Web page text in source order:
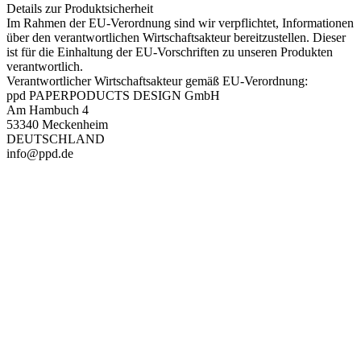
Details zur Produktsicherheit
Im Rahmen der EU-Verordnung sind wir verpflichtet, Informationen
über den verantwortlichen Wirtschaftsakteur bereitzustellen. Dieser
ist für die Einhaltung der EU-Vorschriften zu unseren Produkten
verantwortlich.
Verantwortlicher Wirtschaftsakteur gemäß EU-Verordnung:
ppd PAPERPODUCTS DESIGN GmbH
Am Hambuch 4
53340 Meckenheim
DEUTSCHLAND
info@ppd.de